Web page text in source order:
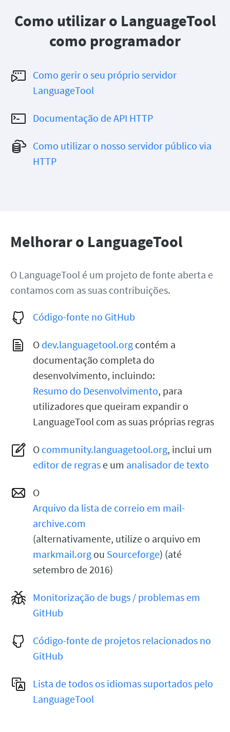
Blog
Carreiras
Privacidade
Aviso
Como utilizar o LanguageTool
como programador
Como gerir o seu próprio servidor
LanguageTool
Documentação de API HTTP
Como utilizar o nosso servidor público via
HTTP
Melhorar o LanguageTool
O LanguageTool é um projeto de fonte aberta e
contamos com as suas contribuições.
Código-fonte no GitHub
O dev.languagetool.org contém a
documentação completa do
desenvolvimento, incluindo:
Resumo do Desenvolvimento, para
utilizadores que queiram expandir o
LanguageTool com as suas próprias regras
O community.languagetool.org, inclui um
editor de regras e um analisador de texto
O
Arquivo da lista de correio em mail-
archive.com
(alternativamente, utilize o arquivo em
markmail.org ou Sourceforge) (até
setembro de 2016)
Monitorização de bugs / problemas em
GitHub
Código-fonte de projetos relacionados no
GitHub
Lista de todos os idiomas suportados pelo
LanguageTool